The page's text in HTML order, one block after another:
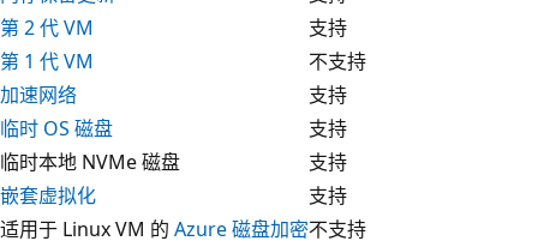
第 2 代 VM
支持
第 1 代 VM
不支持
加速网络
支持
临时 OS 磁盘
支持
临时本地 NVMe 磁盘
支持
嵌套虚拟化
支持
适用于 Linux VM 的 Azure 磁盘加密不支持